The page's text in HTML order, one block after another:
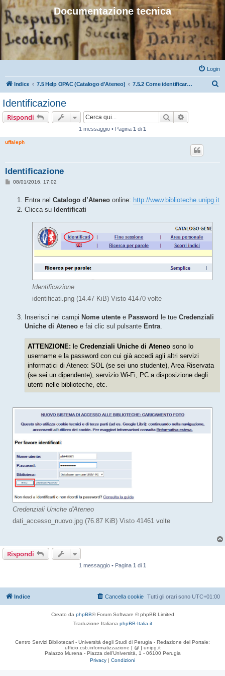
Documentazione tecnica
Login
Indice 7.5 Help OPAC (Catalogo d'Ateneo) 7.5.2 Come identificarsi nel Catalogo e recuperare la password dimenticata
Identificazione
Rispondi Cerca
1 messaggio • Pagina 1 di 1
uffaleph
Identificazione
M08/01/2016, 17:02
Entra nel Catalogo d’Ateneo online: http://www.biblioteche.unipg.it
Clicca su Identificati
Identificazione
identificati.png (14.47 KiB) Visto 41470 volte
Inserisci nei campi Nome utente e Password le tue Credenziali
Uniche di Ateneo e fai clic sul pulsante Entra
ATTENZIONE: le Credenziali Uniche di Ateneo sono lo
username e la password con cui già accedi agli altri servizi
informatici di Ateneo: SOL (se sei uno studente), Area Riservata
(se sei un dipendente), servizio Wi-Fi, PC a disposizione degli
utenti nelle biblioteche, etc.
Credenziali Uniche d'Ateneo
dati_accesso_nuovo.jpg (76.87 KiB) Visto 41461 volte
Rispondi
1 messaggio • Pagina 1 di 1
Indice Tutti gli orari sono UTC+01:00
Cancella cookie
Creato da phpBB® Forum Software © phpBB Limited
Traduzione Italiana phpBB-Italia.it
Centro Servizi Bibliotecari - Università degli Studi di Perugia - Redazione del Portale:
ufficio.csb.informatizzazione [ @ ] unipg.it
Palazzo Murena - Piazza dell'Università, 1 - 06100 Perugia
Privacy | Condizioni